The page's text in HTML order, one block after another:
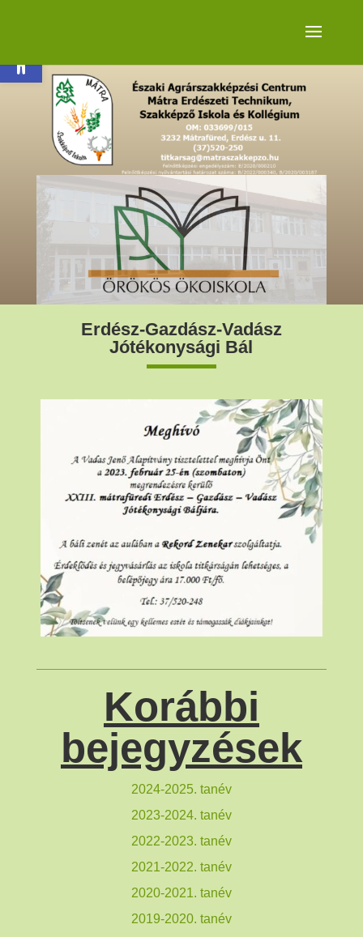
Erdész-Gazdász-Vadász
Jótékonysági Bál
Korábbi
bejegyzések
2024-2025. tanév
2023-2024. tanév
2022-2023. tanév
2021-2022. tanév
2020-2021. tanév
2019-2020. tanév